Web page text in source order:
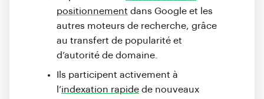
positionnement dans Google et les
autres moteurs de recherche, grâce
au transfert de popularité et
d’autorité de domaine.
Ils participent activement à
l’indexation rapide de nouveaux